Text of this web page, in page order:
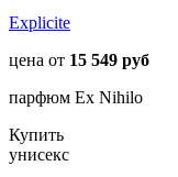
Explicite
цена от 15 549 руб
парфюм Ex Nihilo
Купить
унисекс